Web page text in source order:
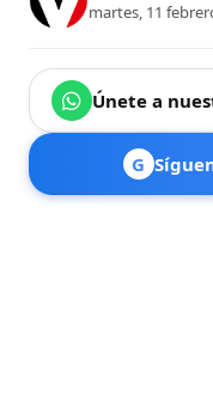
martes, 11
Únete a
G